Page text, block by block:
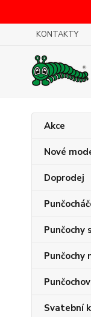
KONTAKTY
Akce
Nové
Doprodej
Punčochy
Punčochy
Svatební